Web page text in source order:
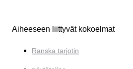
Aiheeseen liittyvät kokoelmat
Ranska tarjotin